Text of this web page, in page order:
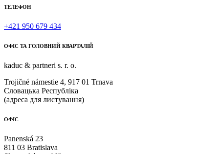
ТЕЛЕФОН
+421 950 679 434
ОФІС ТА ГОЛОВНИЙ КВАРТАЛІЙ
kaduc & partneri s. r. о.
Trojičné námestie 4, 917 01 Trnava
Словацька Республіка
(адреса для листування)
ОФІС
Panenská 23
811 03 Bratislava